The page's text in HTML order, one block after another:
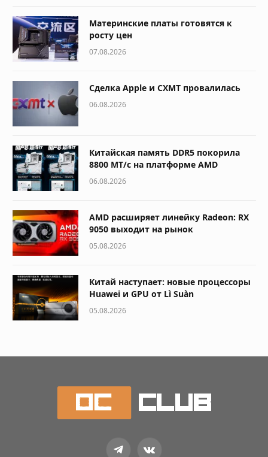
Материнские платы готовятся к
росту цен
07.08.2026
Сделка Apple и CXMT провалилась
06.08.2026
Китайская память DDR5 покорила
8800 МТ/с на платформе AMD
06.08.2026
AMD расширяет линейку Radeon: RX
9050 выходит на рынок
05.08.2026
Китай наступает: новые процессоры
Huawei и GPU от Lì Suàn
05.08.2026
TelegramVKontakte